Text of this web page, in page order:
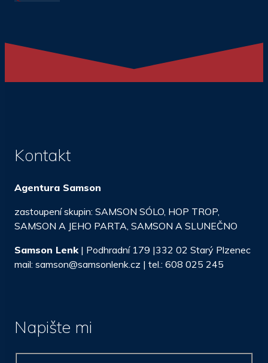
Kontakt
Agentura Samson
zastoupení skupin: SAMSON SÓLO, HOP TROP,
SAMSON A JEHO PARTA, SAMSON A SLUNEČNO
Samson Lenk| Podhradní 179 |332 02 Starý Plzenec
mail: samson@samsonlenk.cz | tel.: 608 025 245
Napište mi